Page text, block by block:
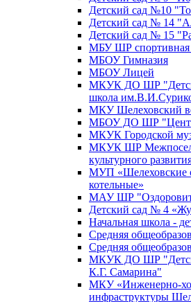
Детский сад №10
Детский сад № 14
Детский сад № 15
МБУ ШР
МБОУ Гимназия
МБОУ Лицей
МКУК ДО ШР
школа
МКУ Шелеховский
МБОУ ДО ШР "Центр
МКУК Городской
МКУК ШР
культурного
МУП «Шелеховские
котельные»
МАУ ШР
Детский сад № 4
Начальная школа -
Средняя
Средняя
МКУК ДО ШР
К.Г. Самарина"
МКУ «Инженерно-
инфраструктуры